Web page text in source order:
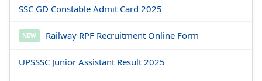
SSC GD Constable Admit Card 2025
NEW Railway RPF Recruitment Online Form
UPSSSC Junior Assistant Result 2025